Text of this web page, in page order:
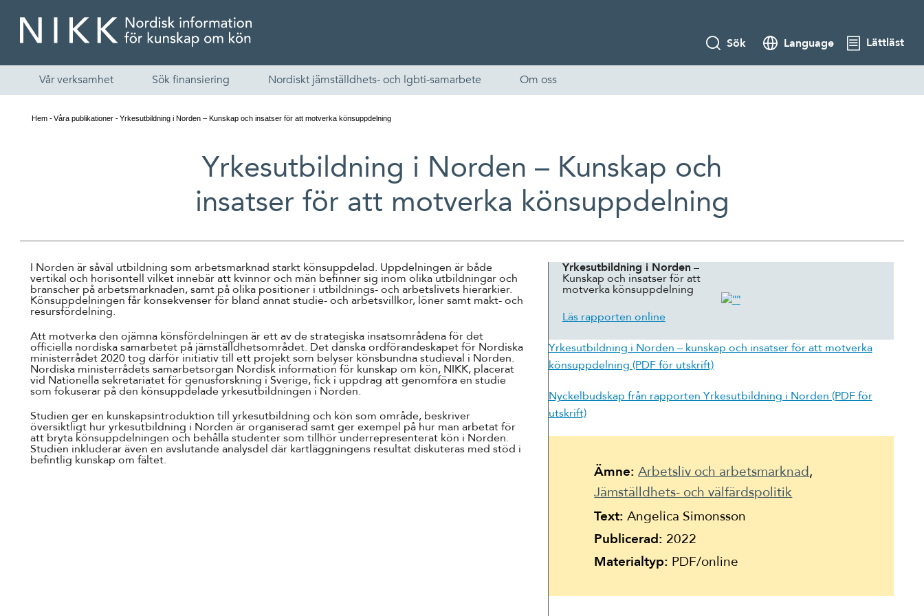
Skandinaviska
Íslenska
Sök Language Lättläst
Vår verksamhet Sök finansiering Nordiskt jämställdhets- och lgbti-samarbete Om oss
Hem Våra publikationer Yrkesutbildning i Norden – Kunskap och insatser för att motverka könsuppdelning
Yrkesutbildning i Norden – Kunskap och
insatser för att motverka könsuppdelning
I Norden är såväl utbildning som arbetsmarknad starkt könsuppdelad. Uppdelningen är både
vertikal och horisontell vilket innebär att kvinnor och män befinner sig inom olika utbildningar och
branscher på arbetsmarknaden, samt på olika positioner i utbildnings- och arbetslivets hierarkier.
Könsuppdelningen får konsekvenser för bland annat studie- och arbetsvillkor, löner samt makt- och
resursfördelning.
Att motverka den ojämna könsfördelningen är ett av de strategiska insatsområdena för det
officiella nordiska samarbetet på jämställdhetsområdet. Det danska ordförandeskapet för Nordiska
ministerrådet 2020 tog därför initiativ till ett projekt som belyser könsbundna studieval i Norden.
Nordiska ministerrådets samarbetsorgan Nordisk information för kunskap om kön, NIKK, placerat
vid Nationella sekretariatet för genusforskning i Sverige, fick i uppdrag att genomföra en studie
som fokuserar på den könsuppdelade yrkesutbildningen i Norden.
Studien ger en kunskapsintroduktion till yrkesutbildning och kön som område, beskriver
översiktligt hur yrkesutbildning i Norden är organiserad samt ger exempel på hur man arbetat för
att bryta könsuppdelningen och behålla studenter som tillhör underrepresenterat kön i Norden.
Studien inkluderar även en avslutande analysdel där kartläggningens resultat diskuteras med stöd i
befintlig kunskap om fältet.
Yrkesutbildning i Norden –
Kunskap och insatser för att
motverka könsuppdelning
Läs rapporten online
Yrkesutbildning i Norden – kunskap och insatser för att motverka
könsuppdelning (PDF för utskrift)
Nyckelbudskap från rapporten Yrkesutbildning i Norden (PDF för
utskrift)
Ämne: Arbetsliv och arbetsmarknad
Jämställdhets- och välfärdspolitik
Text: Angelica Simonsson
Publicerad: 2022
Materialtyp: PDF/online